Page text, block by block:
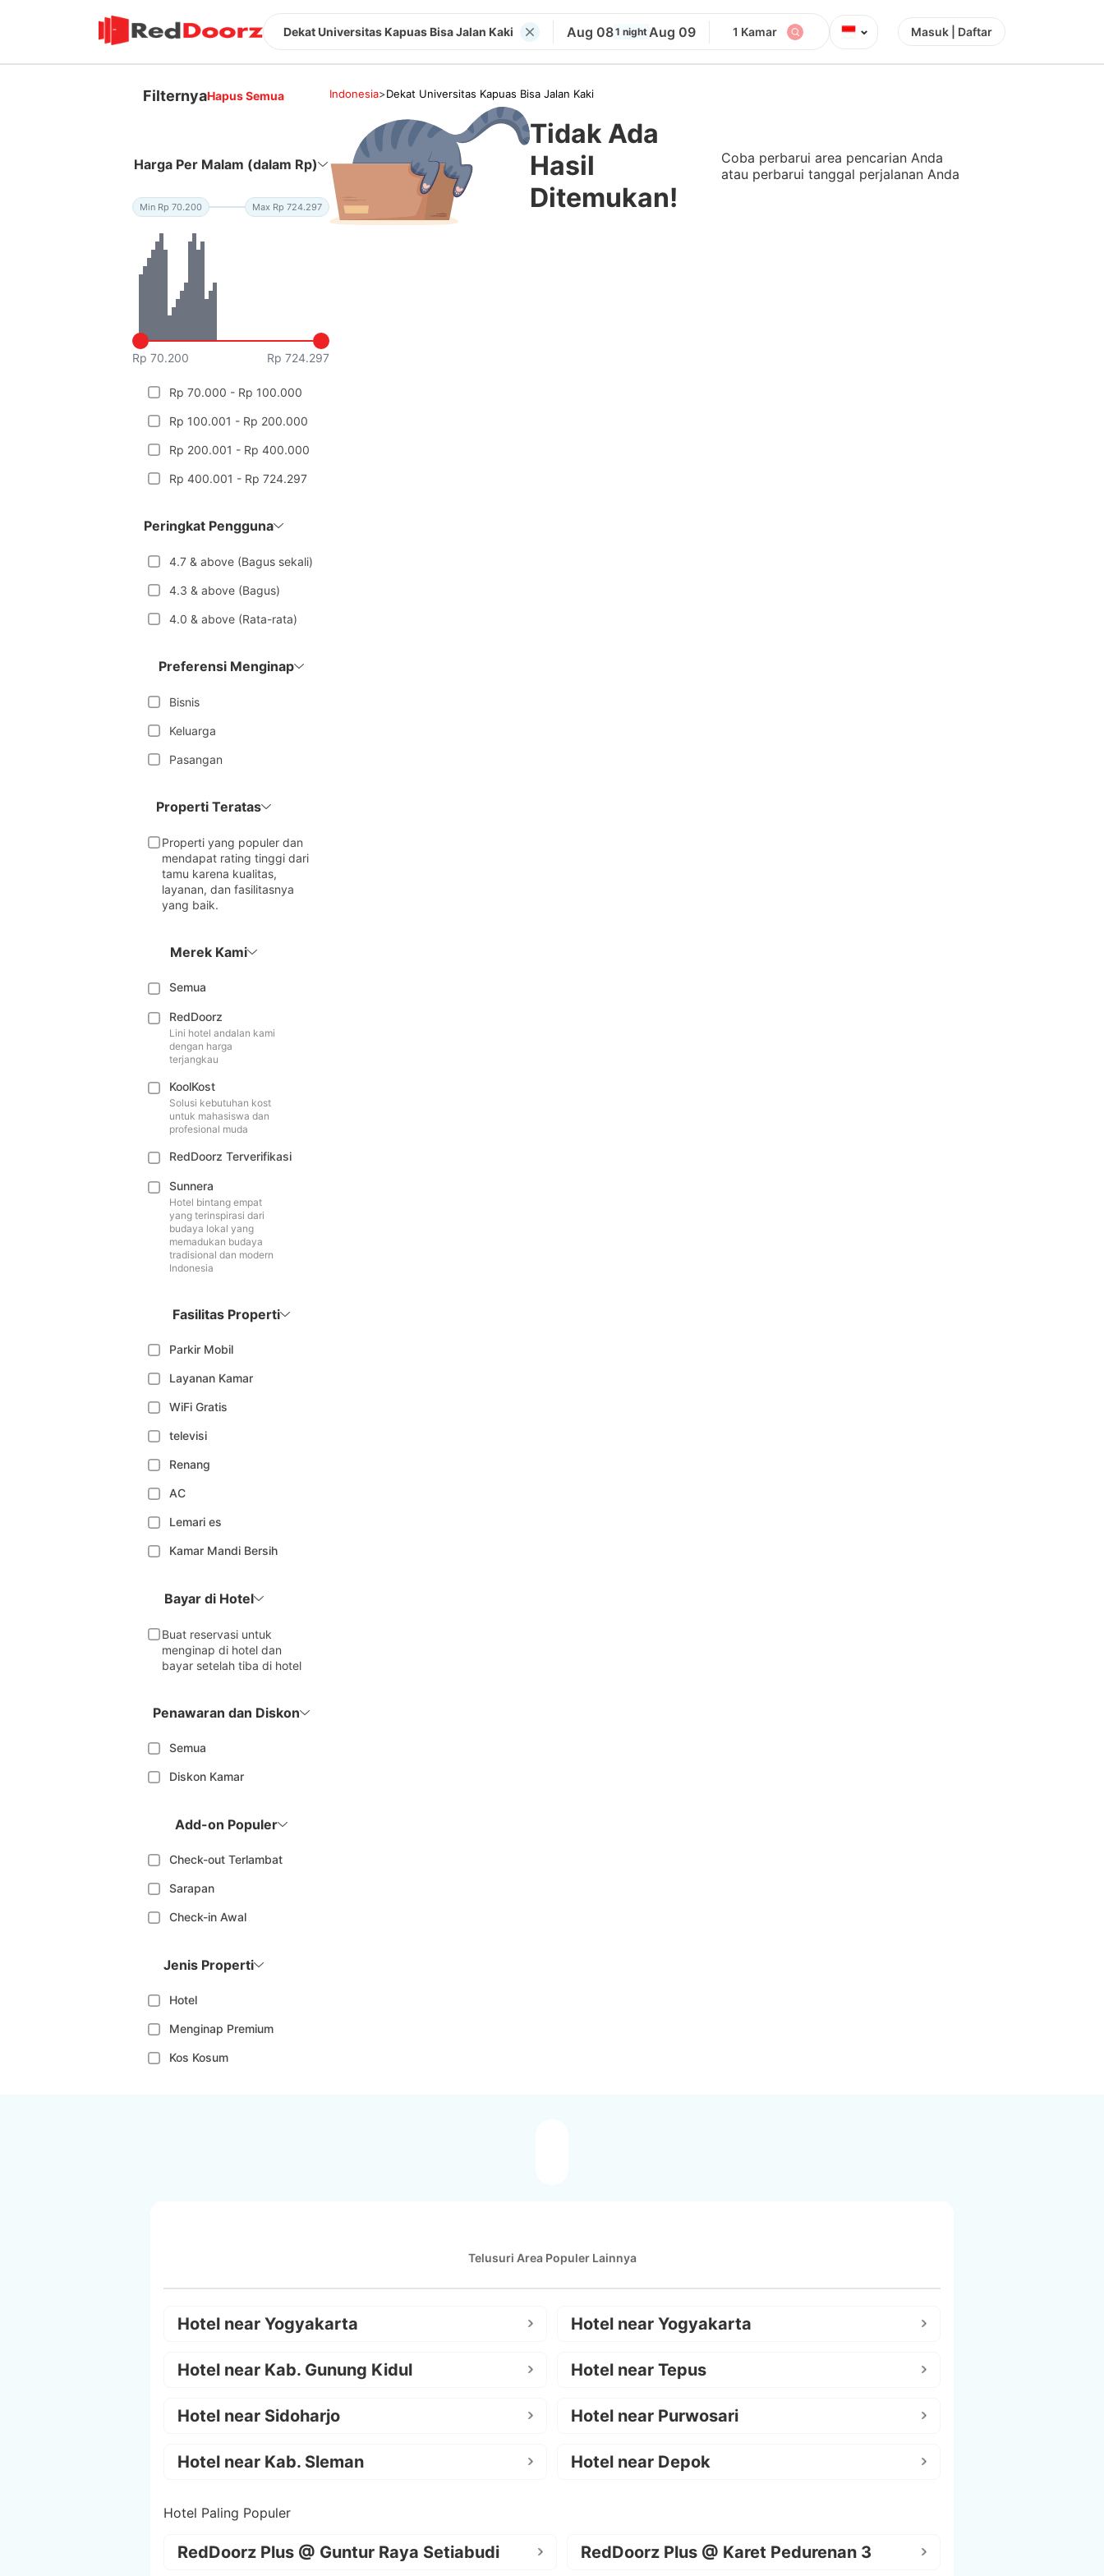
Dekat Universitas Kapuas Bisa Jalan Kaki Aug 081 night Aug 09 1 Kamar ⌄ Masuk | Daftar
FilternyaHapus Semua
Harga Per Malam (dalam Rp)
Min Rp 70.200 Max Rp 724.297
Rp 70.200 Rp 724.297
Rp 70.000 - Rp 100.000
Rp 100.001 - Rp 200.000
Rp 200.001 - Rp 400.000
Rp 400.001 - Rp 724.297
Peringkat Pengguna
4.7 & above (Bagus sekali)
4.3 & above (Bagus)
4.0 & above (Rata-rata)
Preferensi Menginap
Bisnis
Keluarga
Pasangan
Properti Teratas
Properti yang populer dan
mendapat rating tinggi dari
tamu karena kualitas,
layanan, dan fasilitasnya
yang baik.
Merek Kami
Semua
RedDoorz
Lini hotel andalan kami
dengan harga
terjangkau
KoolKost
Solusi kebutuhan kost
untuk mahasiswa dan
profesional muda
RedDoorz Terverifikasi
Sunnera
Hotel bintang empat
yang terinspirasi dari
budaya lokal yang
memadukan budaya
tradisional dan modern
Indonesia
Fasilitas Properti
Parkir Mobil
Layanan Kamar
WiFi Gratis
televisi
Renang
AC
Lemari es
Kamar Mandi Bersih
Bayar di Hotel
Buat reservasi untuk
menginap di hotel dan
bayar setelah tiba di hotel
Penawaran dan Diskon
Semua
Diskon Kamar
Add-on Populer
Check-out Terlambat
Sarapan
Check-in Awal
Jenis Properti
Hotel
Menginap Premium
Kos Kosum
Indonesia>Dekat Universitas Kapuas Bisa Jalan Kaki
Tidak Ada
Hasil
Ditemukan!
Coba perbarui area pencarian Anda
atau perbarui tanggal perjalanan Anda
Telusuri Area Populer Lainnya
Hotel near Yogyakarta Hotel near Yogyakarta
Hotel near Kab. Gunung Kidul Hotel near Tepus
Hotel near Sidoharjo Hotel near Purwosari
Hotel near Kab. Sleman Hotel near Depok
Hotel Paling Populer
RedDoorz Plus @ Guntur Raya Setiabudi RedDoorz Plus @ Karet Pedurenan 3